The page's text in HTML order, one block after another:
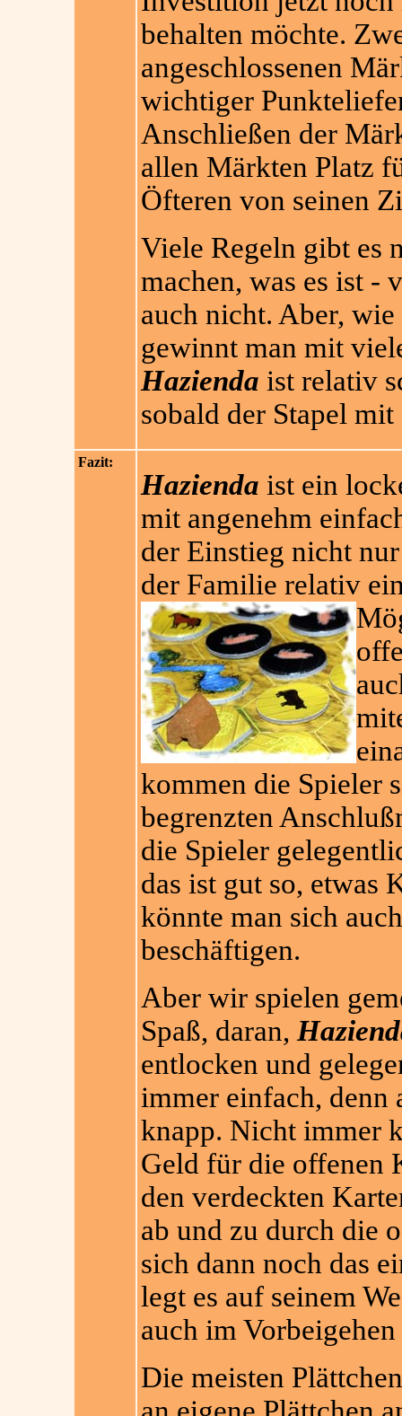
behalten möchte.
angeschlossenen
wichtiger
Anschließen der
allen Märkten Platz
Öfteren von seinen
Viele Regeln gibt es
machen, was es ist -
auch nicht. Aber,
gewinnt man mit
Hazienda ist relativ
sobald der Stapel
Fazit:
Hazienda ist ein
mit angenehm
der Einstieg nicht
der Familie relativ
kommen die Spieler
begrenzten
die Spieler
das ist gut so, etwas
könnte man sich
beschäftigen.
Aber wir spielen
Spaß, daran,
entlocken und
immer einfach, denn
knapp. Nicht immer
Geld für die offenen
den verdeckten
ab und zu durch die
sich dann noch das
legt es auf seinem
auch im
Die meisten